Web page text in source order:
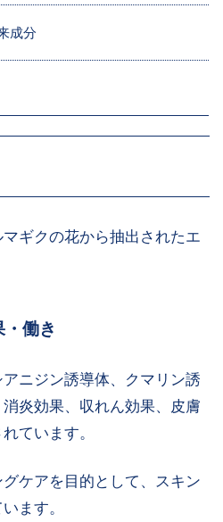
成分
ギクの花から抽出されたエ
働き
ニジン誘導体、クマリン誘
炎効果、収れん効果、皮膚
ています。
ケアを目的として、スキン
ます。